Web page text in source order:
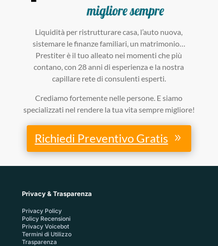
Liquidità per ristrutturare casa, l’auto nuova,
sistemare le finanze familiari, un matrimonio…
Prestiter è il tuo alleato nei momenti che più
contano, con 28 anni di esperienza e la nostra
capillare rete di consulenti esperti.
Crediamo fortemente nelle persone. E siamo
specializzati nel rendere la tua vita sempre migliore!
Richiedi Preventivo Gratis
Privacy & Trasparenza
Privacy Policy
Policy Recensioni
Privacy Voicebot
Termini di Utilizzo
Trasparenza